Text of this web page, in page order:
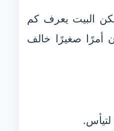
البيت يعرف كم
أمرًا صغيرًا خالف
لتيأس.